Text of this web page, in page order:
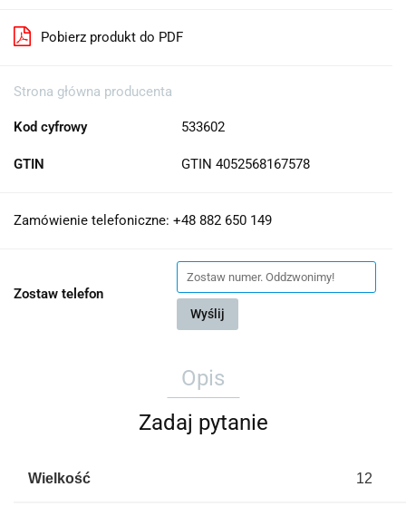
Pobierz produkt do PDF
Strona główna producenta
Kod cyfrowy 533602
GTIN GTIN 4052568167578
Zamówienie telefoniczne: +48 882 650 149
Zostaw telefon
Wyślij
Opis
Zadaj pytanie
Wielkość 12